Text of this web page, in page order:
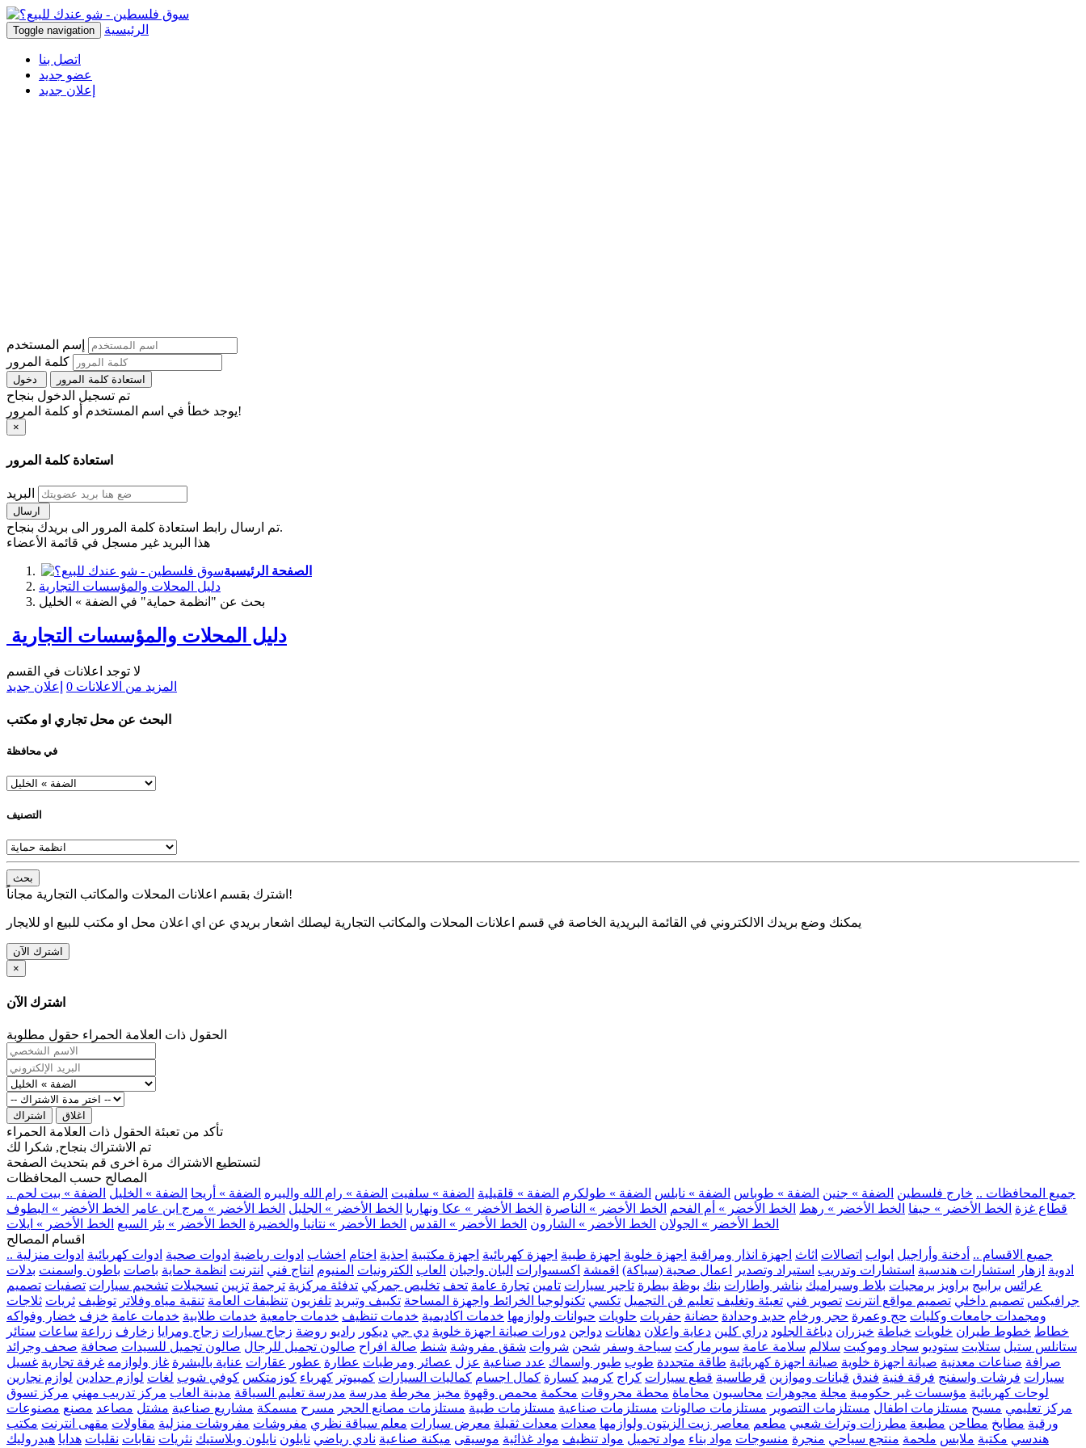
Toggle navigation الرئيسية
اتصل بنا
عضو جديد
إعلان جديد
إسم المستخدم
كلمة المرور
استعادة كلمة المرور
تم تسجيل الدخول بنجاح
يوجد خطأ في اسم المستخدم أو كلمة المرور!
×
استعادة كلمة المرور
البريد
تم ارسال رابط استعادة كلمة المرور الى بريدك بنجاح.
هذا البريد غير مسجل في قائمة الأعضاء
الصفحة الرئيسية
دليل المحلات والمؤسسات التجارية
بحث عن "انظمة حماية" في الضفة » الخليل
دليل المحلات والمؤسسات التجارية
لا توجد اعلانات في القسم
المزيد من الاعلانات 0 إعلان جديد
البحث عن محل تجاري او مكتب
في محافظة
التصنيف
بحث
اشترك بقسم اعلانات المحلات والمكاتب التجارية مجاناً!
يمكنك وضع بريدك الالكتروني في القائمة البريدية الخاصة في قسم اعلانات المحلات والمكاتب التجارية ليصلك اشعار بريدي عن اي اعلان محل او مكتب للبيع او للايجار
اشترك الآن
×
اشترك الآن
الحقول ذات العلامة الحمراء حقول مطلوبة
اشتراك اغلاق
تأكد من تعبئة الحقول ذات العلامة الحمراء
تم الاشتراك بنجاح, شكرا لك
لتستطيع الاشتراك مرة اخرى قم بتحديث الصفحة
المصالح حسب المحافظات
.. جميع المحافظات .. خارج فلسطين الضفة » جنين الضفة » طوباس الضفة » نابلس الضفة » طولكرم الضفة » قلقيلية الضفة » سلفيت الضفة » رام الله والبيره الضفة » أريحا الضفة » الخليل الضفة » بيت لحم
قطاع غزة الخط الأخضر » حيفا الخط الأخضر » رهط الخط الأخضر » أم الفحم الخط الأخضر » الناصرة الخط الأخضر » عكا ونهاريا الخط الأخضر » الجليل الخط الأخضر » مرج ابن عامر
الخط الأخضر » البطوف
الخط الأخضر » الجولان الخط الأخضر » الشارون الخط الأخضر » القدس الخط الأخضر » نتانيا والخضيرة الخط الأخضر » بئر السبع الخط الأخضر » ايلات
اقسام المصالح
.. جميع الاقسام .. أدخنة وأراجيل ابواب اتصالات اثاث اجهزة انذار ومراقبة اجهزة خلوية اجهزة طبية اجهزة كهربائية اجهزة مكتبية احذية اختام اخشاب ادوات رياضية ادوات صحية ادوات كهربائية ادوات منزلية
ادوية ازهار استشارات هندسية استشارات وتدريب استيراد وتصدير اعمال صحية (سباكة) اقمشة اكسسوارات البان واجبان العاب الكترونيات المنيوم انتاج فني انترنت انظمة حماية باصات باطون واسمنت بدلات
عرائس برابيج براويز برمجيات بلاط وسيراميك بناشر واطارات بنك بوظة بيطرة تاجير سيارات تامين تجارة عامة تحف تخليص جمركي تدفئة مركزية ترجمة تزيين تسجيلات تشحيم سيارات تصفيات تصميم
جرافيكس تصميم داخلي تصميم مواقع انترنت تصوير فني تعبئة وتغليف تعليم فن التجميل تكسي تكنولوجيا الخرائط واجهزة المساحة تكييف وتبريد تلفزيون تنظيفات العامة تنقية مياه وفلاتر توظيف ثريات ثلاجات
ومجمدات جامعات وكليات حج وعمرة حجر ورخام حديد وحدادة حضانة حفريات حلويات حيوانات ولوازمها خدمات اكاديمية خدمات تنظيف خدمات جامعية خدمات طلابية خدمات عامة خزف خضار وفواكه
خطاط خطوط طيران خلويات خياطة خيزران دباغة الجلود دراي كلين دعاية واعلان دهانات دواجن دورات صيانة اجهزة خلوية دي جي ديكور راديو روضة زجاج سيارات زجاج ومرايا زخارف زراعة ساعات ستائر
ستانلس ستيل ستلايت ستوديو سجاد وموكيت سلالم سلامة عامة سوبرماركت سياحة وسفر شحن شروات شقق مفروشة شنط صالة افراح صالون تجميل للرجال صالون تجميل للسيدات صحافة صحف وجرائد
صرافة صناعات معدنية صيانة اجهزة خلوية صيانة اجهزة كهربائية طاقة متجددة طوب طيور واسماك عدد صناعية عزل عصائر ومرطبات عطارة عطور عقارات عناية بالبشرة غاز ولوازمه غرفة تجارية غسيل
سيارات فرشات واسفنج فرقة فنية فندق قبانات وموازين قرطاسية قطع سيارات كراج كرميد كسارة كمال اجسام كماليات السيارات كمبيوتر كهرباء كوزمتكس كوفي شوب لغات لوازم حدادين لوازم نجارين
لوحات كهربائية مؤسسات غير حكومية مجلة مجوهرات محاسبون محاماة محطة محروقات محكمة محمص وقهوة مخبز مخرطة مدرسة مدرسة تعليم السياقة مدينة العاب مركز تدريب مهني مركز تسوق
مركز تعليمي مسبح مستلزمات اطفال مستلزمات التصوير مستلزمات صالونات مستلزمات صناعية مستلزمات طبية مستلزمات مصانع الحجر مسرح مسمكة مشاريع صناعية مشتل مصاعد مصنع مصنوعات
ورقية مطابخ مطاحن مطبعة مطرزات وتراث شعبي مطعم معاصر زيت الزيتون ولوازمها معدات معدات ثقيلة معرض سيارات معلم سياقة نظري مفروشات مفروشات منزلية مقاولات مقهى انترنت مكتب
هندسي مكتبة ملابس ملحمة منتجع سياحي منجرة منسوجات مواد بناء مواد تجميل مواد تنظيف مواد غذائية موسيقى ميكنة صناعية نادي رياضي نايلون نايلون وبلاستيك نثريات نقابات نقليات هدايا هيدروليك